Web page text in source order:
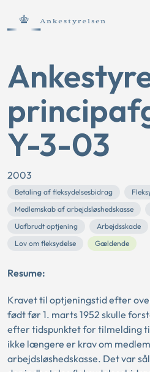
Y-3-03
2003
Betaling af fleksydelsesbidrag
Medlemskab af arbejdsløshedskasse
Uafbrudt optjening
Arbejdsskade
Lov om fleksydelse
Gældende
Resume:
Kravet til optjeningstid efter
født før 1. marts 1952 skulle
efter tidspunktet for tilmelding
ikke længere er krav om
arbejdsløshedskasse. Det var